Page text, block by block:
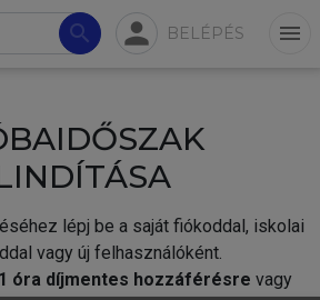
search person BELÉPÉS menu
lépj be a saját fiókoddal, iskolai
vagy új felhasználóként.
1 óra díjmentes hozzáférésre vagy